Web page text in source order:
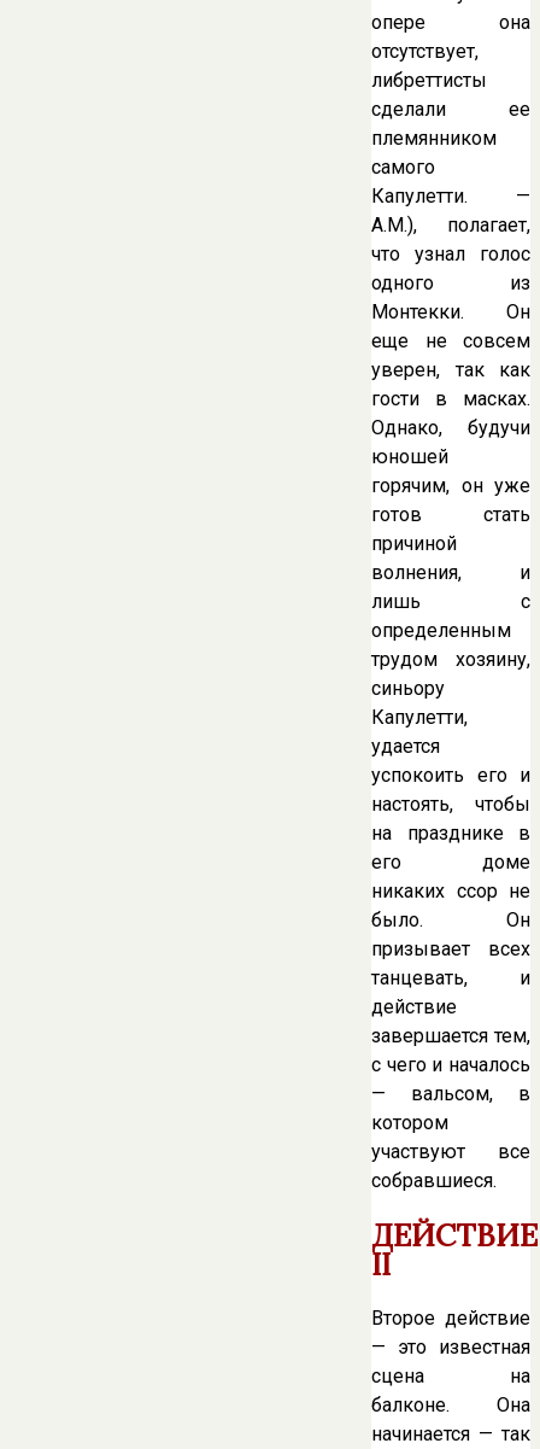
опере она
отсутствует,
либреттисты
сделали ее
племянником
самого
Капулетти. —
A.M.), полагает,
что узнал голос
одного из
Монтекки. Он
еще не совсем
уверен, так как
гости в масках.
Однако, будучи
юношей
горячим, он уже
готов стать
причиной
волнения, и
лишь с
определенным
трудом хозяину,
синьору
Капулетти,
удается
успокоить его и
настоять, чтобы
на празднике в
его доме
никаких ссор не
было. Он
призывает всех
танцевать, и
действие
завершается тем,
с чего и началось
— вальсом, в
котором
участвуют все
собравшиеся.
ДЕЙСТВИЕ
II
Второе действие
— это известная
сцена на
балконе. Она
начинается — так